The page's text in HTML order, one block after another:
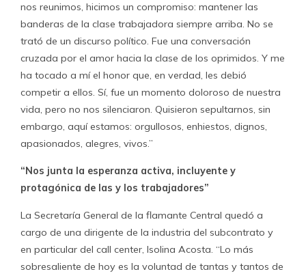
nos reunimos, hicimos un compromiso: mantener las
banderas de la clase trabajadora siempre arriba. No se
trató de un discurso político. Fue una conversación
cruzada por el amor hacia la clase de los oprimidos. Y me
ha tocado a mí el honor que, en verdad, les debió
competir a ellos. Sí, fue un momento doloroso de nuestra
vida, pero no nos silenciaron. Quisieron sepultarnos, sin
embargo, aquí estamos: orgullosos, enhiestos, dignos,
apasionados, alegres, vivos.”
“Nos junta la esperanza activa, incluyente y
protagónica de las y los trabajadores”
La Secretaría General de la flamante Central quedó a
cargo de una dirigente de la industria del subcontrato y
en particular del call center, Isolina Acosta. “Lo más
sobresaliente de hoy es la voluntad de tantas y tantos de